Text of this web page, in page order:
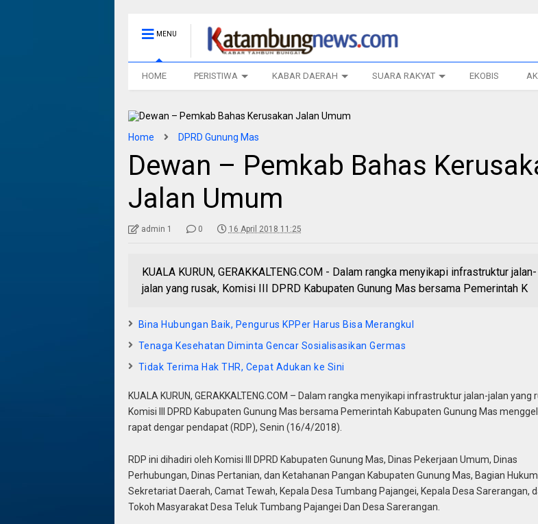
MENU
HOME PERISTIWA KABAR DAERAH SUARA RAKYAT EKOBIS
Home DPRD Gunung Mas
Dewan – Pemkab Bahas
Jalan Umum
admin 1 0 16 April 2018 11:25
KUALA KURUN, GERAKKALTENG.COM - Dalam rangka menyikapi infrastruktur jalan-
jalan yang rusak, Komisi III DPRD Kabupaten Gunung Mas bersama Pemerintah K
Bina Hubungan Baik, Pengurus KPPer Harus Bisa Merangkul
Tenaga Kesehatan Diminta Gencar Sosialisasikan Germas
Tidak Terima Hak THR, Cepat Adukan ke Sini
KUALA KURUN, GERAKKALTENG.COM – Dalam rangka menyikapi infrastruktur jalan-jalan yang
Komisi III DPRD Kabupaten Gunung Mas bersama Pemerintah Kabupaten Gunung Mas
rapat dengar pendapat (RDP), Senin (16/4/2018).
RDP ini dihadiri oleh Komisi III DPRD Kabupaten Gunung Mas, Dinas Pekerjaan Umum, Dinas
Perhubungan, Dinas Pertanian, dan Ketahanan Pangan Kabupaten Gunung Mas, Bagian Hukum
Sekretariat Daerah, Camat Tewah, Kepala Desa Tumbang Pajangei, Kepala Desa Sarerangan,
Tokoh Masyarakat Desa Teluk Tumbang Pajangei Dan Desa Sarerangan.